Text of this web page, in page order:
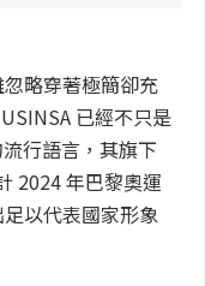
略穿著極簡卻充
已經不只是
行語言，其旗下
2024 年巴黎奧運
以代表國家形象